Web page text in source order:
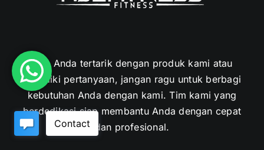
Jika Anda tertarik dengan produk kami atau
memiliki pertanyaan, jangan ragu untuk berbagi
kebutuhan Anda dengan kami. Tim kami yang
berdedikasi siap membantu Anda dengan cepat
dan profesional.